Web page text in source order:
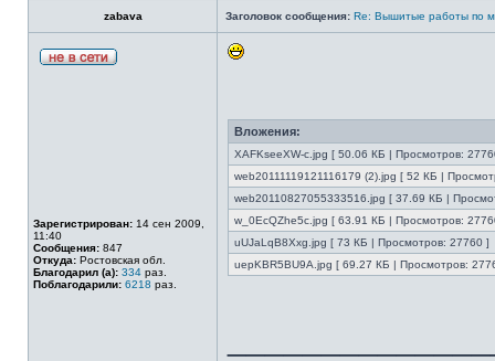
zabava Заголовок сообщения: Re: Вышитые работы по
Зарегистрирован: 14 сен 2009,
11:40
Сообщения: 847
Откуда: Ростовская обл.
Благодарил (а): 334 раз.
Поблагодарили: 6218 раз.
Вложения:
XAFKseeXW-c.jpg [ 50.06 КБ | Просмотров:
web20111119121116179 (2).jpg [ 52 КБ |
web20110827055333516.jpg [ 37.69 КБ |
w_0EcQZhe5c.jpg [ 63.91 КБ | Просмотров:
uUJaLqB8Xxg.jpg [ 73 КБ | Просмотров: 27760 ]
uepKBR5BU9A.jpg [ 69.27 КБ | Просмотров: